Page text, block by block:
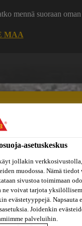
mennä suoraan
MAA
Referenssit
asetuskeskus
jollakin verkkosivustolla,
muodossa. Nämä
sivustoa toimimaan
ne voivat tarjota
evästetyyppejä. Napsauta
Joidenkin
palveluihin.